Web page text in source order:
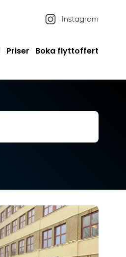
Instagram
Priser Boka flyttoffert